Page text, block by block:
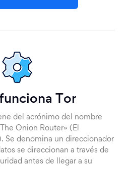
Tor
del acrónimo del nombre
Onion Router» (El
Se denomina un direccionador
se direccionan a través de
antes de llegar a su